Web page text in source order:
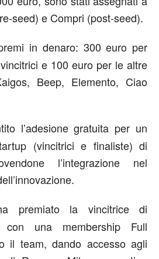
seed) e Compri (post-seed).
in denaro: 300 euro per
e 100 euro per le altre
Beep, Elemento, Ciao
l’adesione gratuita per un
(vincitrici e finaliste) di
l’integrazione nel
premiato la vincitrice di
con una membership Full
il team, dando accesso agli